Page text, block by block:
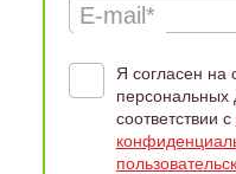
E-mail*
Я согласен на
персональных
соответствии с